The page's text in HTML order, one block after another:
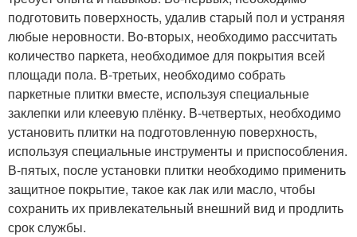
подготовить поверхность, удалив старый пол и устраняя
любые неровности. Во-вторых, необходимо рассчитать
количество паркета, необходимое для покрытия всей
площади пола. В-третьих, необходимо собрать
паркетные плитки вместе, используя специальные
заклепки или клеевую плёнку. В-четвертых, необходимо
установить плитки на подготовленную поверхность,
используя специальные инструменты и приспособления.
В-пятых, после установки плитки необходимо применить
защитное покрытие, такое как лак или масло, чтобы
сохранить их привлекательный внешний вид и продлить
срок службы.